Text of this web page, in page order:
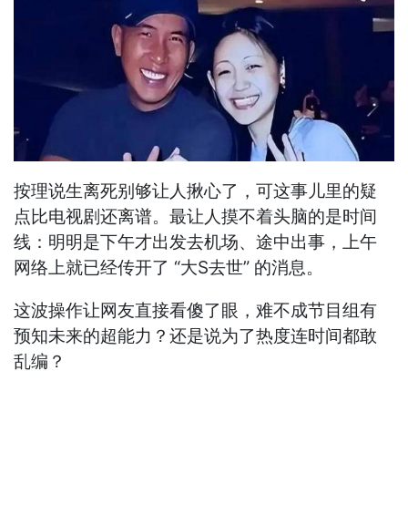
按理说生离死别够让人揪心了，可这事儿里的疑
点比电视剧还离谱。最让人摸不着头脑的是时间
线：明明是下午才出发去机场、途中出事，上午
网络上就已经传开了 “大S去世” 的消息。
这波操作让网友直接看傻了眼，难不成节目组有
预知未来的超能力？还是说为了热度连时间都敢
乱编？